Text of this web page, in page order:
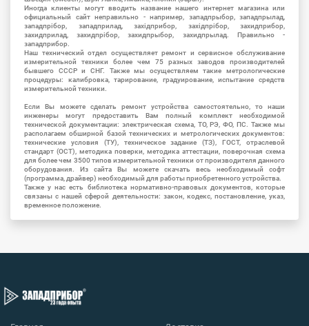
Иногда клиенты могут вводить название нашего интернет магазина или
официальный сайт неправильно - например, западпрыбор, западпрылад,
западпрібор, западприлад, західприбор, західпрібор, захидприбор,
захидприлад, захидпрібор, захидпрыбор, захидпрылад. Правильно -
западприбор.
Наш технический отдел осуществляет ремонт и сервисное обслуживание
измерительной техники более чем 75 разных заводов производителей
бывшего СССР и СНГ. Также мы осуществляем такие метрологические
процедуры: калибровка, тарирование, градуирование, испытание средств
измерительной техники.
Если Вы можете сделать ремонт устройства самостоятельно, то наши
инженеры могут предоставить Вам полный комплект необходимой
технической документации: электрическая схема, ТО, РЭ, ФО, ПС. Также мы
располагаем обширной базой технических и метрологических документов:
технические условия (ТУ), техническое задание (ТЗ), ГОСТ, отраслевой
стандарт (ОСТ), методика поверки, методика аттестации, поверочная схема
для более чем 3500 типов измерительной техники от производителя данного
оборудования. Из сайта Вы можете скачать весь необходимый софт
(программа, драйвер) необходимый для работы приобретенного устройства.
Также у нас есть библиотека нормативно-правовых документов, которые
связаны с нашей сферой деятельности: закон, кодекс, постановление, указ,
временное положение.